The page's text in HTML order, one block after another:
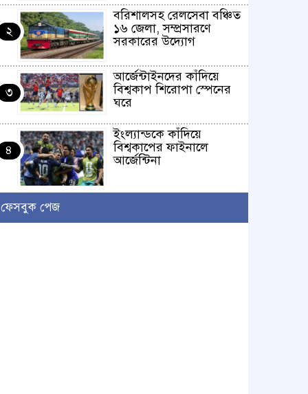
২
বরিশালসহ রেলসেবা বঞ্চিত
১৬ জেলা, সম্প্রসারণে
সরকারের উদ্যোগ
৩
আর্জেন্টাইনদের কাঁদিয়ে
বিশ্বকাপ শিরোপা স্পেনের
ঘরে
৪
ইংল্যান্ডকে কাঁদিয়ে
বিশ্বকাপের ফাইনালে
আর্জেন্টিনা
৫
ফেসবুক পেজ